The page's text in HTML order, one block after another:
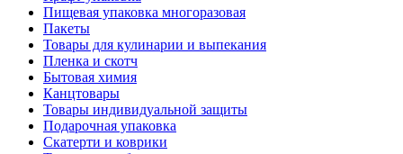
Пищевая упаковка многоразовая
Пакеты
Товары для кулинарии и выпекания
Пленка и скотч
Бытовая химия
Канцтовары
Товары индивидуальной защиты
Подарочная упаковка
Скатерти и коврики